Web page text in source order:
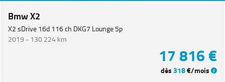
Bmw X2
X2 sDrive 16d 116 ch DKG7 Lounge 5p
2019 - 130 224 km
17 816 €
dès318€/mois